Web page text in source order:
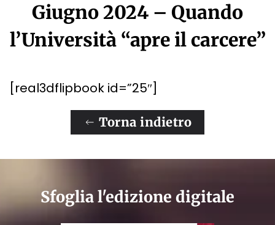
Giugno 2024 – Quando
l’Università “apre il carcere”
[real3dflipbook id=”25″]
Torna indietro
Sfoglia l'edizione digitale